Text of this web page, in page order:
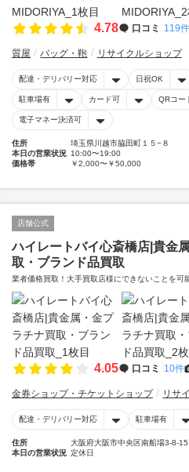
4.78 口コミ 119件
質屋 バッグ・鞄 リサイクルショップ
配達・デリバリー対応 日祝OK
駐車場有 カード可 QRコー
電子マネー決済可
住所
埼玉県川越市脇田町１５−８
本日の営業状況 10:00〜19:00
価格帯
￥2,000〜￥50,000
店舗公式
ハイレートバイ心斎橋店|貴金
取・ブランド品買取
業者価格買取！大手買取店様にできないことを可
4.05 口コミ 10件
金券ショップ・チケットショップ リサ
配達・デリバリー対応 駐車場有
住所
大阪府大阪市中央区南船場3-8-15
本日の営業状況 定休日